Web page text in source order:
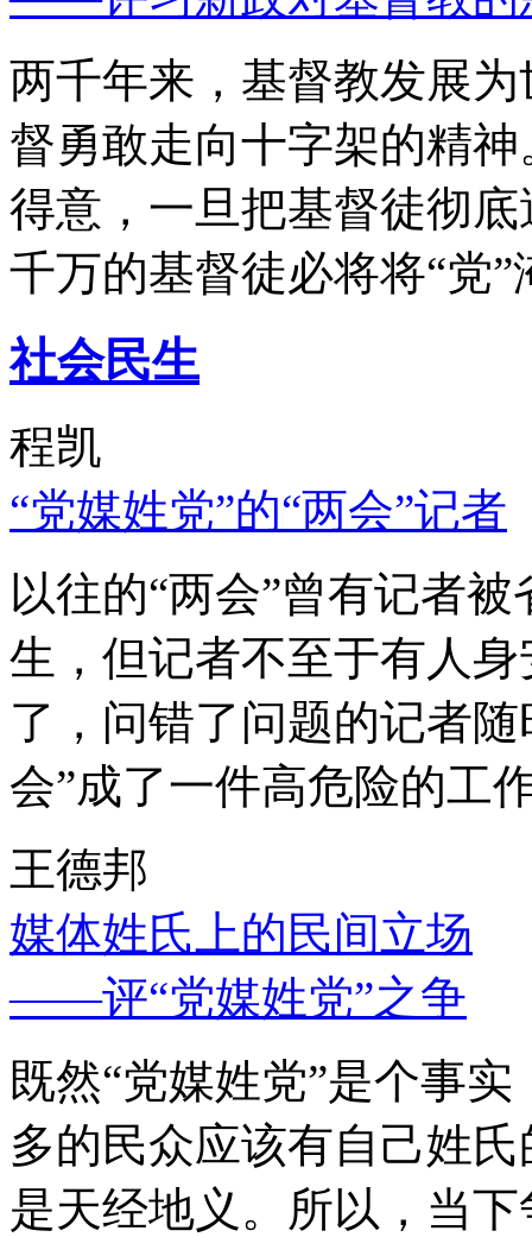
两千年来，基督教发展
督勇敢走向十字架的精
得意，一旦把基督徒彻
千万的基督徒必将将“党”
社会民生
程凯
“党媒姓党”的“两会”记者
以往的“两会”曾有记者
生，但记者不至于有人
了，问错了问题的记者
会”成了一件高危险的工
王德邦
媒体姓氏上的民间立场
——评“党媒姓党”之争
既然“党媒姓党”是个事
多的民众应该有自己姓
是天经地义。所以，当